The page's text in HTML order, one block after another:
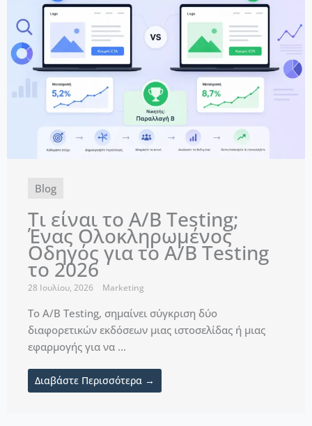
Blog
Τι είναι το A/B Testing;
Ένας Ολοκληρωμένος
Οδηγός για το A/B Testing
το 2026
28 Ιουλίου, 2026 Marketing
Το A/B Testing, σημαίνει σύγκριση δύο
διαφορετικών εκδόσεων μιας ιστοσελίδας ή μιας
εφαρμογής για να ...
Διαβάστε Περισσότερα →